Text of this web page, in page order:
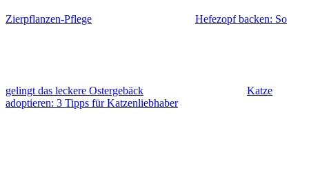
Zierpflanzen-Pflege Hefezopf backen: So
gelingt das leckere Ostergebäck
Katze
adoptieren: 3 Tipps für Katzenliebhaber